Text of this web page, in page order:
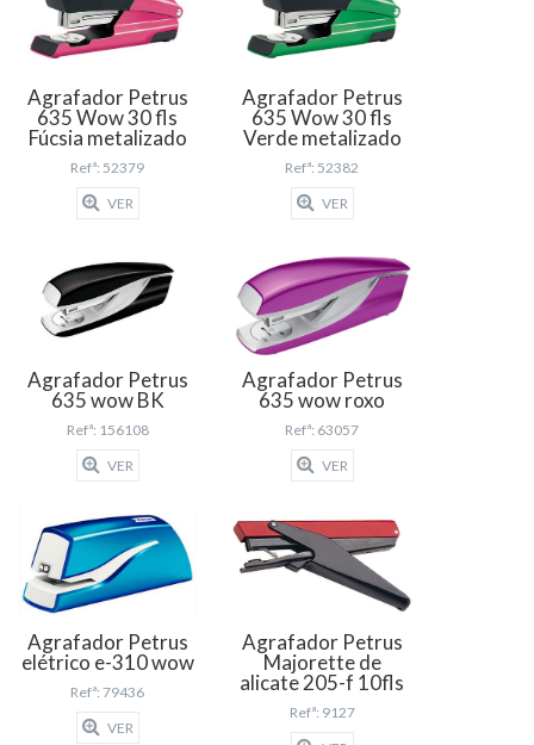
Agrafador Petrus
635 Wow 30 fls
Fúcsia metalizado
Refª: 52379
VER
Agrafador Petrus
635 Wow 30 fls
Verde metalizado
Refª: 52382
VER
Agrafador Petrus
635 wow BK
Refª: 156108
VER
Agrafador Petrus
635 wow roxo
Refª: 63057
VER
Agrafador Petrus
elétrico e-310 wow
Refª: 79436
VER
Agrafador Petrus
Majorette de
alicate 205-f 10fls
Refª: 9127